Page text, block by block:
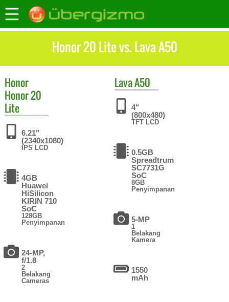
Honor 20 Lite vs. Lava A50
Honor
Honor 20
Lite
6.21"
(2340x1080)
IPS LCD
4GB
Huawei
HiSilicon
KIRIN 710
SoC
128GB
Penyimpanan
24-MP,
f/1.8
2
Belakang
Cameras
LavaA50
4"
(800x480)
TFT LCD
0.5GB
Spreadtrum
SC7731G
SoC
8GB
Penyimpanan
5-MP
1
Belakang
Kamera
1550
mAh